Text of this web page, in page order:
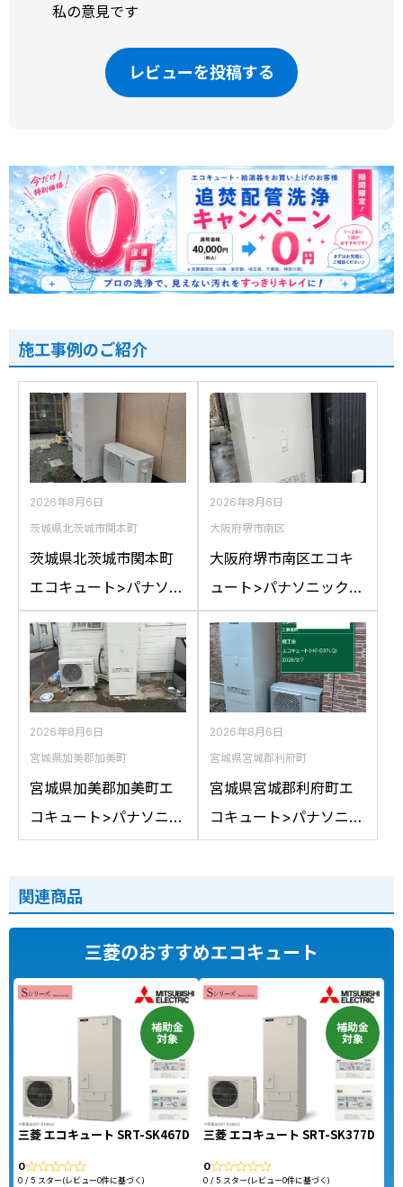
私の意見です
レビューを投稿する
施工事例のご紹介
2026年8月6日
茨城県北茨城市関本町
茨城県北茨城市関本町
エコキュート>パナソニ
ック交換工事施工事
例：コロナCTU-
37D1A10からパナソニ
ックHE-S37LQSへの交
換
2026年8月6日
大阪府堺市南区
大阪府堺市南区エコキ
ュート>パナソニック交
換工事施工事例：パナ
ソニックHE-
46D1QRAPSからパナ
ソニックHE-D46FQS
への交換
2026年8月6日
宮城県加美郡加美町
宮城県加美郡加美町エ
コキュート>パナソニッ
ク交換工事施工事例：
からパナソニックHE-
LS46LQSへの交換
2026年8月6日
宮城県宮城郡利府町
宮城県宮城郡利府町エ
コキュート>パナソニッ
ク交換工事施工事例：
クHE-S37LQSへの交換
関連商品
三菱のおすすめエコキュート
補助金
対象
三菱 エコキュート SRT-SK467D
0
0 / 5 スター(レビュー0件に基づく)
補助金
対象
三菱 エコキュート SRT-SK377D
0
0 / 5 スター(レビュー0件に基づく)